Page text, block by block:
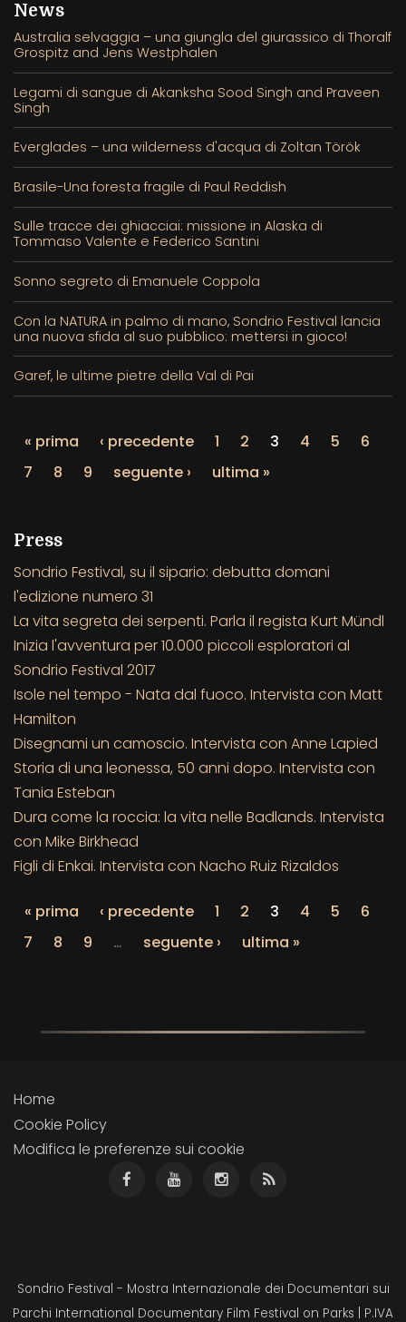
News
Australia selvaggia – una giungla del giurassico di Thoralf
Grospitz and Jens Westphalen
Legami di sangue di Akanksha Sood Singh and Praveen
Singh
Everglades – una wilderness d'acqua di Zoltan Török
Brasile-Una foresta fragile di Paul Reddish
Sulle tracce dei ghiacciai: missione in Alaska di
Tommaso Valente e Federico Santini
Sonno segreto di Emanuele Coppola
Con la NATURA in palmo di mano, Sondrio Festival lancia
una nuova sfida al suo pubblico: mettersi in gioco!
Garef, le ultime pietre della Val di Pai
« prima ‹ precedente 1 2 3 4 5
6
7
8 9 seguente › ultima »
Press
Sondrio Festival, su il sipario: debutta domani
l'edizione numero 31
La vita segreta dei serpenti. Parla il regista Kurt Mündl
Inizia l'avventura per 10.000 piccoli esploratori al
Sondrio Festival 2017
Isole nel tempo - Nata dal fuoco. Intervista con Matt
Hamilton
Disegnami un camoscio. Intervista con Anne Lapied
Storia di una leonessa, 50 anni dopo. Intervista con
Tania Esteban
Dura come la roccia: la vita nelle Badlands. Intervista
con Mike Birkhead
Figli di Enkai. Intervista con Nacho Ruiz Rizaldos
« prima ‹ precedente 1 2 3 4 5
6
7
8 9 … seguente › ultima »
Home
Cookie Policy
Modifica le preferenze sui cookie
Sondrio Festival - Mostra Internazionale dei Documentari sui
Parchi International Documentary Film Festival on Parks | P.IVA